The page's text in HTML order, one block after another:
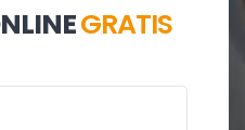
GRATIS